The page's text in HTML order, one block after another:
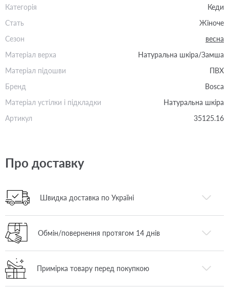
Категорія
Кеди
Стать
Жіноче
Сезон
весна
Матеріал верха
Натуральна шкіра/Замша
Матеріал підошви
ПВХ
Бренд
Bosca
Матеріал устілки і підкладки
Натуральна шкіра
Артикул
35125.16
Про доставку
Швидка доставка по Україні
Обмін/повернення протягом 14 днів
Примірка товару перед покупкою